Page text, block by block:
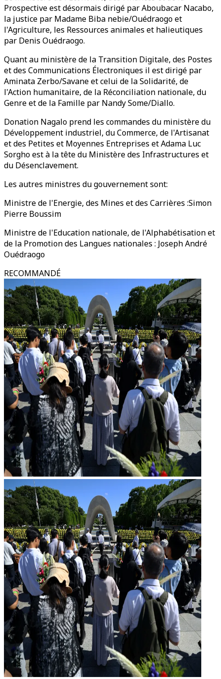
Prospective est désormais dirigé par Aboubacar Nacabo,
la justice par Madame Biba nebie/Ouédraogo et
l'Agriculture, les Ressources animales et halieutiques
par Denis Ouédraogo.
Quant au ministère de la Transition Digitale, des Postes
et des Communications Électroniques il est dirigé par
Aminata Zerbo/Savane et celui de la Solidarité, de
l'Action humanitaire, de la Réconciliation nationale, du
Genre et de la Famille par Nandy Some/Diallo.
Donation Nagalo prend les commandes du ministère du
Développement industriel, du Commerce, de l'Artisanat
et des Petites et Moyennes Entreprises et Adama Luc
Sorgho est à la tête du Ministère des Infrastructures et
du Désenclavement.
Les autres ministres du gouvernement sont:
Ministre de l'Energie, des Mines et des Carrières :Simon
Pierre Boussim
Ministre de l'Education nationale, de l'Alphabétisation et
de la Promotion des Langues nationales : Joseph André
Ouédraogo
RECOMMANDÉ